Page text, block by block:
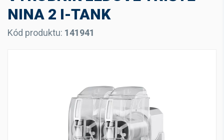
NINA 2 I-TANK
Kód produktu: 141941